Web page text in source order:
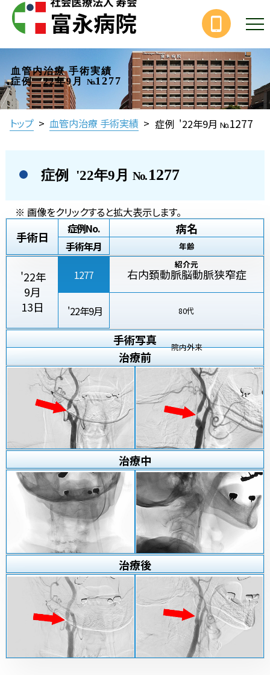
血管内治療 手術実績
症例 '22年9月
No.1277
トップ > 血管内治療 手術実績 > 症例 '22年9月 No.1277
症例 '22年9月 No.1277
※ 画像をクリックすると拡大表示します。
手術日
症例No.
手術年月
病名
年齢
紹介元
'22年
9月
13日
1277
'22年9月
右内頚動脈脳動脈狭窄症
80代
院内外来
手術写真
治療前
治療中
治療後